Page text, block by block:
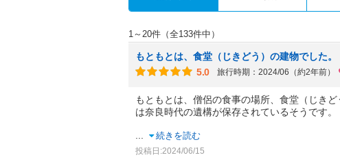
1～20件（全133件中）
もともとは、食堂（じきどう）の建物でした。
5.0
旅行時期：2024/06（約2年前）
もともとは、僧侶の食事の場所、食堂（じき
は奈良時代の遺構が保存されているそうです。
続きを読む
投稿日:2024/06/15